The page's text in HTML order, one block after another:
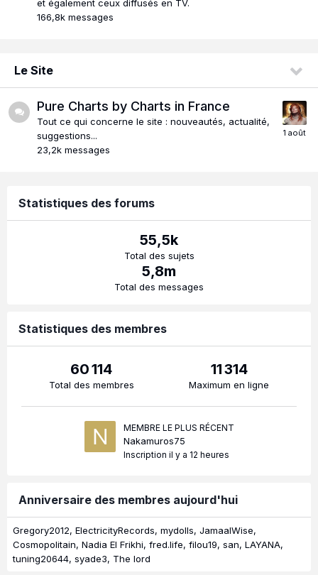
et également ceux diffusés en TV.
166,8k messages
Le Site
Pure Charts by Charts in France
Tout ce qui concerne le site : nouveautés, actualité,
suggestions...
23,2k messages
Statistiques des forums
55,5k
Total des sujets
5,8m
Total des messages
Statistiques des membres
60 114
Total des membres
11 314
Maximum en ligne
MEMBRE LE PLUS RÉCENT
Nakamuros75
Inscription il y a 12 heures
Anniversaire des membres aujourd'hui
Gregory2012 ElectricityRecords mydolls JamaalWise
Cosmopolitain Nadia El Frikhi fred.life filou19 san LAYANA
tuning20644 syade3 The lord